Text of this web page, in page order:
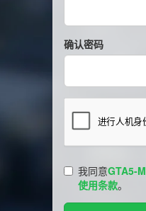
确认密码
我同意GTA5-
使用条款。